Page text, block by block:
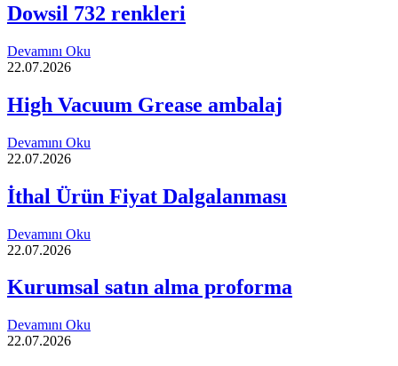
Dowsil 732 renkleri
Devamını Oku
22.07.2026
High Vacuum Grease ambalaj
Devamını Oku
22.07.2026
İthal Ürün Fiyat Dalgalanması
Devamını Oku
22.07.2026
Kurumsal satın alma proforma
Devamını Oku
22.07.2026